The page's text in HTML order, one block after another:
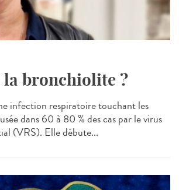
la bronchiolite ?
infection respiratoire touchant les
dans 60 à 80 % des cas par le virus
(VRS). Elle débute...